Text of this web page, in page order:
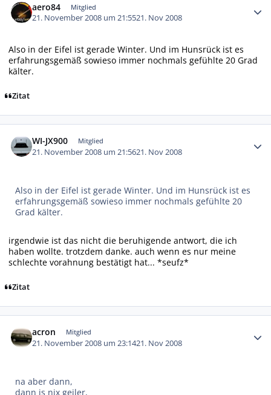
aero84 Mitglied
21. November 2008 um 21:5521. Nov 2008
Also in der Eifel ist gerade Winter. Und im Hunsrück ist es
erfahrungsgemäß sowieso immer nochmals gefühlte 20 Grad
kälter.
Zitat
WI-JX900 Mitglied
21. November 2008 um 21:5621. Nov 2008
Also in der Eifel ist gerade Winter. Und im Hunsrück ist es
erfahrungsgemäß sowieso immer nochmals gefühlte 20
Grad kälter.
irgendwie ist das nicht die beruhigende antwort, die ich
haben wollte. trotzdem danke. auch wenn es nur meine
schlechte vorahnung bestätigt hat... *seufz*
Zitat
acron Mitglied
21. November 2008 um 23:1421. Nov 2008
na aber dann,
dann is nix geiler,